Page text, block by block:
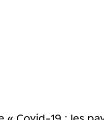
Covid-19 : les